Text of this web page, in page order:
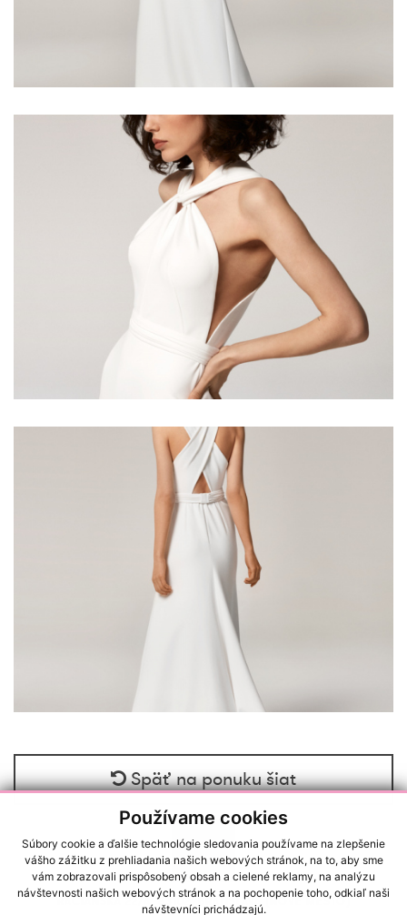
Používame cookies
Súbory cookie a ďalšie technológie sledovania používame na zlepšenie
vášho zážitku z prehliadania našich webových stránok, na to, aby sme
vám zobrazovali prispôsobený obsah a cielené reklamy, na analýzu
návštevnosti našich webových stránok a na pochopenie toho, odkiaľ naši
návštevníci prichádzajú.
Späť na ponuku šiat
RAČIANSKA 22/A, 83102, BRATISLAVA (NOVÉ MESTO)